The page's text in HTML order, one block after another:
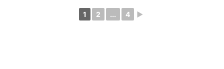
1 2 ... 4 ►